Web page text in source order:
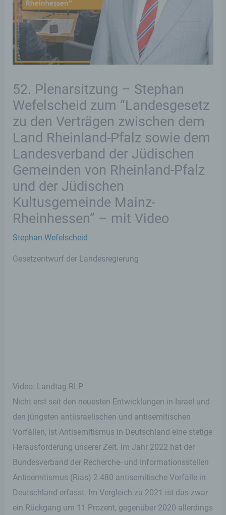
52. Plenarsitzung – Stephan
Wefelscheid zum “Landesgesetz
zu den Verträgen zwischen dem
Land Rheinland-Pfalz sowie dem
Landesverband der Jüdischen
Gemeinden von Rheinland-Pfalz
und der Jüdischen
Kultusgemeinde Mainz-
Rheinhessen” – mit Video
Stephan Wefelscheid
Gesetzentwurf der Landesregierung
Video: Landtag RLP
Nicht erst seit den neuesten Entwicklungen in Israel und
den jüngsten antiisraelischen und antisemitischen
Vorfällen, ist Antisemitismus in Deutschland eine stetige
Herausforderung unserer Zeit. Im Jahr 2022 hat der
Bundesverband der Recherche- und Informationsstellen
Antisemitismus (Rias) 2.480 antisemitische Vorfälle in
Deutschland erfasst. Im Vergleich zu 2021 ist das zwar
ein Rückgang um 11 Prozent, gegenüber 2020 allerdings